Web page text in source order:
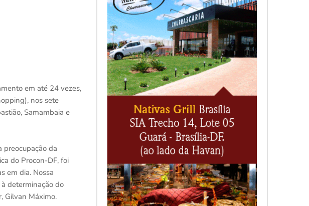
em até 24 vezes,
nos sete
Samambaia e
preocupação da
do Procon-DF, foi
em dia. Nossa
determinação do
Gilvan Máximo.